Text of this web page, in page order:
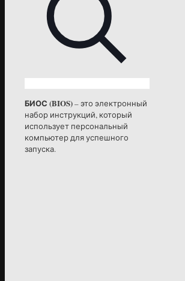
БИОС (BIOS)– это электронный
набор инструкций, который
использует персональный
компьютер для успешного
запуска.